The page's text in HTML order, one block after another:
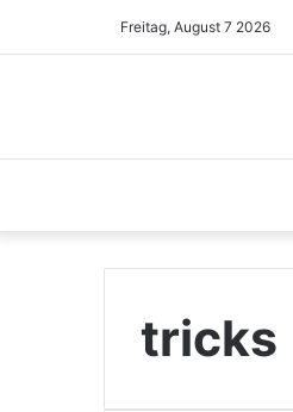
Freitag, August 7 2026
tricks